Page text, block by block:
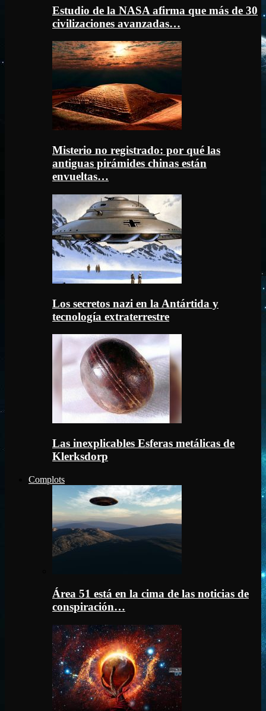
Estudio de la NASA afirma que más de 30
civilizaciones avanzadas…
Misterio no registrado: por qué las
antiguas pirámides chinas están
envueltas…
Los secretos nazi en la Antártida y
tecnología extraterrestre
Las inexplicables Esferas metálicas de
Klerksdorp
Complots
Área 51 está en la cima de las noticias de
conspiración…